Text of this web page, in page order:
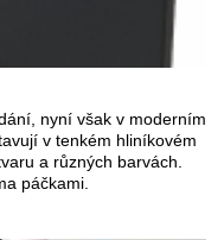
nyní však v moderním
v tenkém hliníkovém
a různých barvách.
páčkami.